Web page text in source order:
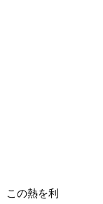
この熱を利